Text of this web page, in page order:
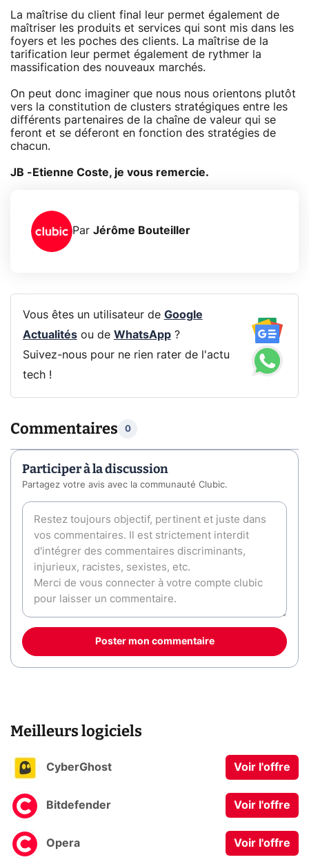
La maîtrise du client final leur permet également de
maîtriser les produits et services qui sont mis dans les
foyers et les poches des clients. La maîtrise de la
tarification leur permet également de rythmer la
massification des nouveaux marchés.
On peut donc imaginer que nous nous orientons plutôt
vers la constitution de clusters stratégiques entre les
différents partenaires de la chaîne de valeur qui se
feront et se déferont en fonction des stratégies de
chacun.
JB -Etienne Coste, je vous remercie.
Par Jérôme Bouteiller
Vous êtes un utilisateur de Google
Actualitésou de WhatsApp?
Suivez-nous pour ne rien rater de l'actu
tech !
Commentaires 0
Participer à la discussion
Partagez votre avis avec la communauté Clubic.
Poster mon commentaire
Meilleurs logiciels
CyberGhost Voir l'offre
Bitdefender Voir l'offre
Opera Voir l'offre